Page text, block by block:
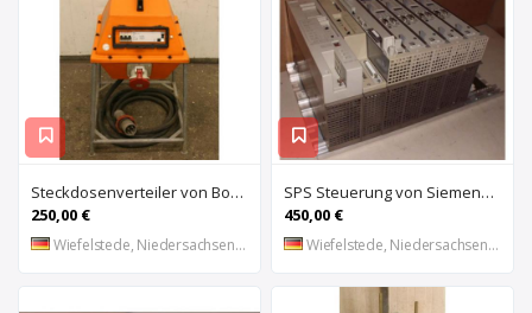
Steckdosenverteiler von Bosecker – EV-2501-Z
250,00 €
Wiefelstede, Niedersachsen, DE
SPS Steuerung von Siemens Phonix – S5 6ES5 491-0LB11
450,00 €
Wiefelstede, Niedersachsen, DE